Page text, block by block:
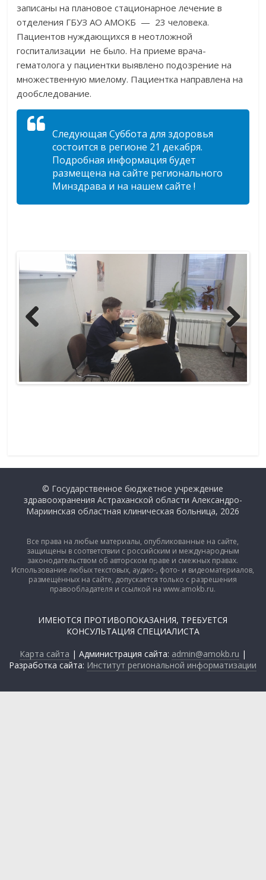
записаны на плановое стационарное лечение в
отделения ГБУЗ АО АМОКБ — 23 человека.
Пациентов нуждающихся в неотложной
госпитализации не было. На приеме врача-
гематолога у пациентки выявлено подозрение на
множественную миелому. Пациентка направлена на
дообследование.
Следующая Суббота для здоровья
состоится в регионе 21 декабря.
Подробная информация будет
размещена на сайте регионального
Минздрава и на нашем сайте !
Next